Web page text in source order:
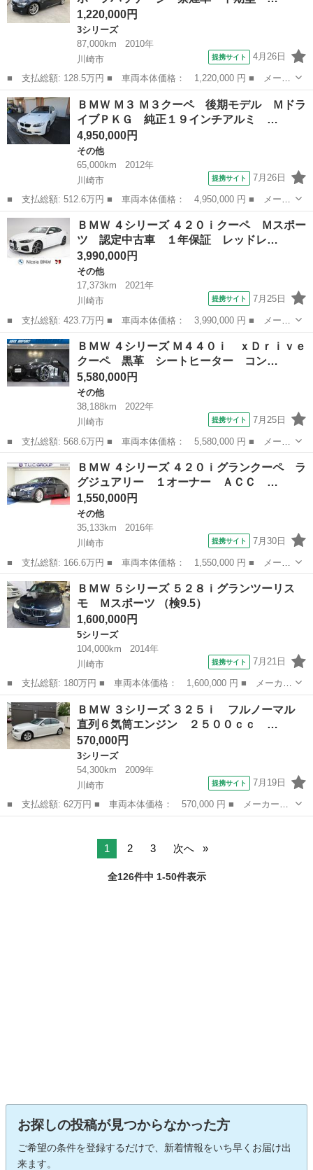
1,220,000円
3シリーズ
87,000km
2010年
川崎市
提携サイト 4月26日
■ 支払総額: 128.5万円 ■ 車両本体価格： 1,220,000 円 ■ メーカ
ー名： ＢＭＷ ■ 車種名： ３シリーズ ■ グレード名： ３３５
ｉカブリオレ Ｍスポーツパッケージ 禁煙車 中期型 Ｍスポーツ
パッケー...
神奈川 川崎市
ＢＭＷ Ｍ３ Ｍ３クーペ 後期モデル Ｍドラ
イブＰＫＧ 純正１９インチアルミ …
4,950,000円
その他
65,000km
2012年
川崎市
提携サイト 7月26日
■ 支払総額: 512.6万円 ■ 車両本体価格： 4,950,000 円 ■ メーカ
ー名： ＢＭＷ ■ 車種名： Ｍ３ ■ グレード名： Ｍ３クーペ
後期モデル ＭドライブＰＫＧ 純正１９インチアルミ 社外地デジ
チューナ...
神奈川 川崎市 その他
ＢＭＷ ４シリーズ ４２０ｉクーペ Ｍスポー
ツ 認定中古車 １年保証 レッドレ…
3,990,000円
その他
17,373km
2021年
川崎市
提携サイト 7月25日
■ 支払総額: 423.7万円 ■ 車両本体価格： 3,990,000 円 ■ メーカ
ー名： ＢＭＷ ■ 車種名： ４シリーズ ■ グレード名： ４２０
ｉクーペ Ｍスポーツ 認定中古車 １年保証 レッドレザー １８
インチＡ...
神奈川 川崎市
ＢＭＷ ４シリーズ Ｍ４４０ｉ ｘＤｒｉｖｅ
クーペ 黒革 シートヒーター コン…
5,580,000円
その他
38,188km
2022年
川崎市
提携サイト 7月25日
■ 支払総額: 568.6万円 ■ 車両本体価格： 5,580,000 円 ■ メーカ
ー名： ＢＭＷ ■ 車種名： ４シリーズ ■ グレード名： Ｍ４４
０ｉ ｘＤｒｉｖｅクーペ 黒革 シートヒーター コンフォートア
クセス ...
神奈川 川崎市
ＢＭＷ ４シリーズ ４２０ｉグランクーペ ラ
グジュアリー １オーナー ＡＣＣ …
1,550,000円
その他
35,133km
2016年
川崎市
提携サイト 7月30日
■ 支払総額: 166.6万円 ■ 車両本体価格： 1,550,000 円 ■ メーカ
ー名： ＢＭＷ ■ 車種名： ４シリーズ ■ グレード名： ４２０
ｉグランクーペ ラグジュアリー １オーナー ＡＣＣ ＬＣＷ ブ
ラウン革...
神奈川 川崎市
ＢＭＷ ５シリーズ ５２８ｉグランツーリス
モ Ｍスポーツ （検9.5）
1,600,000円
5シリーズ
104,000km
2014年
川崎市
提携サイト 7月21日
■ 支払総額: 180万円 ■ 車両本体価格： 1,600,000 円 ■ メーカー
名： ＢＭＷ ■ 車種名： ５シリーズ ■ グレード名： ５２８ｉ
グランツーリスモ Ｍスポーツ ■ 排気量： 2000cc ■ ドア枚
数：...
神奈川 川崎市
ＢＭＷ ３シリーズ ３２５ｉ フルノーマル
直列６気筒エンジン ２５００ｃｃ …
570,000円
3シリーズ
54,300km
2009年
川崎市
提携サイト 7月19日
■ 支払総額: 62万円 ■ 車両本体価格： 570,000 円 ■ メーカー
名： ＢＭＷ ■ 車種名： ３シリーズ ■ グレード名： ３２５
1 2 3 次へ
全126件中 1-50件表示
お探しの投稿が見つからなかった方
ご希望の条件を登録するだけで、新着情報をいち早くお届け出
来ます。